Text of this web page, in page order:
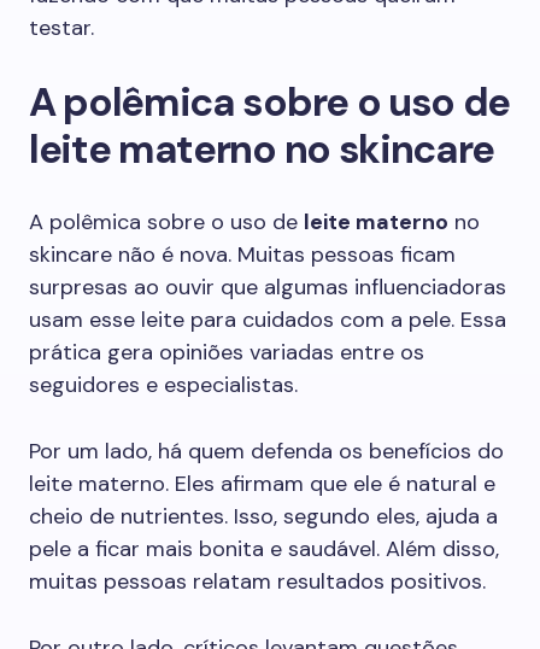
testar.
A polêmica sobre o uso de
leite materno no skincare
A polêmica sobre o uso de leite materno no
skincare não é nova. Muitas pessoas ficam
surpresas ao ouvir que algumas influenciadoras
usam esse leite para cuidados com a pele. Essa
prática gera opiniões variadas entre os
seguidores e especialistas.
Por um lado, há quem defenda os benefícios do
leite materno. Eles afirmam que ele é natural e
cheio de nutrientes. Isso, segundo eles, ajuda a
pele a ficar mais bonita e saudável. Além disso,
muitas pessoas relatam resultados positivos.